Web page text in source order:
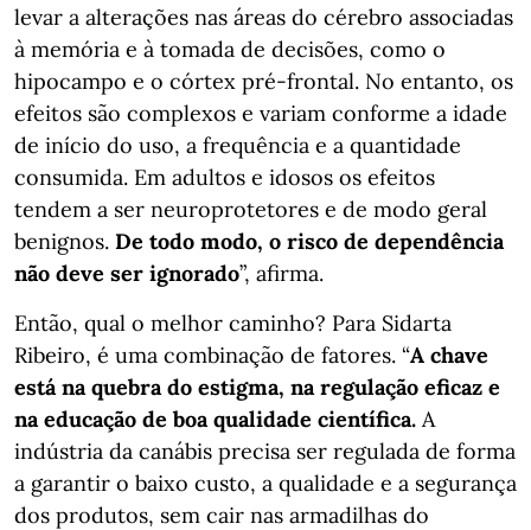
levar a alterações nas áreas do cérebro associadas
à memória e à tomada de decisões, como o
hipocampo e o córtex pré-frontal. No entanto, os
efeitos são complexos e variam conforme a idade
de início do uso, a frequência e a quantidade
consumida. Em adultos e idosos os efeitos
tendem a ser neuroprotetores e de modo geral
benignos. De todo modo, o risco de dependência
não deve ser ignorado”, afirma.
Então, qual o melhor caminho? Para Sidarta
Ribeiro, é uma combinação de fatores. “A chave
está na quebra do estigma, na regulação eficaz e
na educação de boa qualidade científica. A
indústria da canábis precisa ser regulada de forma
a garantir o baixo custo, a qualidade e a segurança
dos produtos, sem cair nas armadilhas do